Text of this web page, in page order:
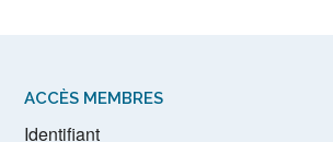
ACCÈS MEMBRES
Identifiant